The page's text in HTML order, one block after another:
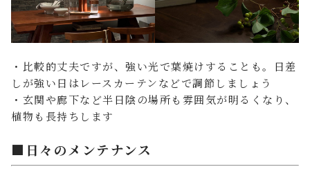
・比較的丈夫ですが、強い光で葉焼けすることも。日差
しが強い日はレースカーテンなどで調節しましょう
・玄関や廊下など半日陰の場所も雰囲気が明るくなり、
植物も長持ちします
■日々のメンテナンス